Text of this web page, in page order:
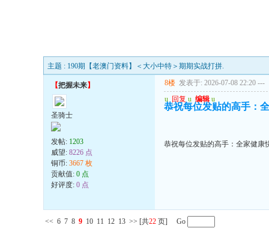
主题 : 190期【老澳门资料】＜大小中特＞期期实战打拼.
【把握未来】
圣骑士
发帖: 1203
威望: 8226 点
铜币: 3667 枚
贡献值: 0 点
好评度: 0 点
8楼 发表于: 2026-07-08 22:20 ---
u 回复 u 编辑 u
恭祝每位发贴的高手：
恭祝每位发贴的高手：全家健康
<< 6 7 8 9 10 11 12 13 >> [共22 页] Go